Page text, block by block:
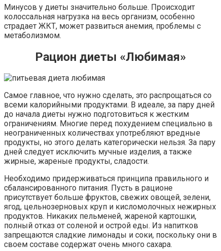
Минусов у диеты значительно больше. Происходит
колоссальная нагрузка на весь организм, особенно
страдает ЖКТ, может развиться анемия, проблемы с
метаболизмом.
Рацион диеты «Любимая»
Самое главное, что нужно сделать, это распрощаться со
всеми калорийными продуктами. В идеале, за пару дней
до начала диеты нужно подготовиться к жестким
ограничениям. Многие перед похудением специально в
неограниченных количествах употребляют вредные
продукты, но этого делать категорически нельзя. За пару
дней следует исключить мучные изделия, а также
жирные, жареные продукты, сладости.
Необходимо придерживаться принципа правильного и
сбалансированного питания. Пусть в рационе
присутствует больше фруктов, свежих овощей, зелени,
ягод, цельнозерновых круп и кисломолочных нежирных
продуктов. Никаких пельменей, жареной картошки,
полный отказ от соленой и острой еды. Из напитков
запрещаются сладкие лимонады и соки, поскольку они в
своем составе содержат очень много сахара.